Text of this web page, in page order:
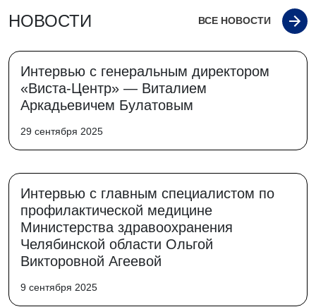
НОВОСТИ ВСЕ НОВОСТИ
Интервью с генеральным директором
«Виста-Центр» — Виталием
Аркадьевичем Булатовым
29 сентября 2025
Интервью с главным специалистом по
профилактической медицине
Министерства здравоохранения
Челябинской области Ольгой
Викторовной Агеевой
9 сентября 2025